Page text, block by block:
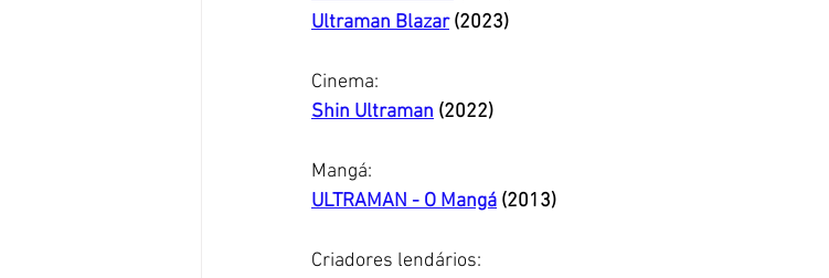
Ultraman Blazar (2023)
Cinema:
Shin Ultraman (2022)
Mangá:
ULTRAMAN - O Mangá (2013)
Criadores lendários: